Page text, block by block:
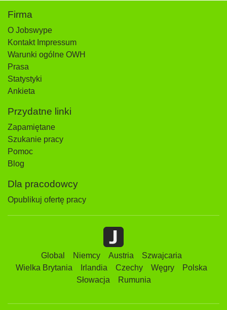
Firma
O Jobswype
Kontakt Impressum
Warunki ogólne OWH
Prasa
Statystyki
Ankieta
Przydatne linki
Zapamiętane
Szukanie pracy
Pomoc
Blog
Dla pracodowcy
Opublikuj ofertę pracy
Global Niemcy Austria
Szwajcaria
Wielka Brytania
Irlandia Czechy Węgry
Polska
Słowacja
Rumunia